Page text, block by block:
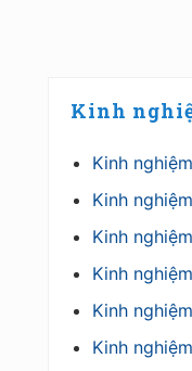
Primary
Sidebar
Kinh
Kinh
Kinh
Kinh
Kinh
Kinh
Kinh